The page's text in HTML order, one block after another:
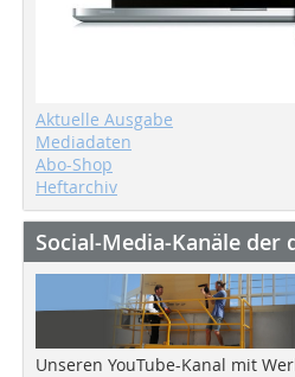
Aktuelle Ausgabe
Mediadaten
Abo-Shop
Heftarchiv
Social-Media-Kanäle der
Unseren YouTube-Kanal mit